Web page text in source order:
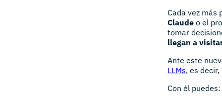
Cada vez
Claude o el
tomar
llegan a
Ante este
LLMs, es
Con él puedes: